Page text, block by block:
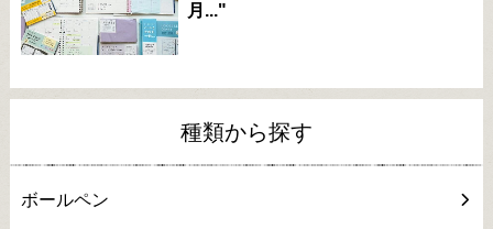
月..."
種類から探す
ボールペン